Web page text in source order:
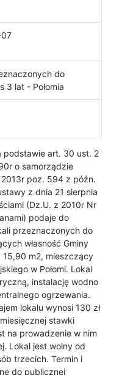
do
3 lat - Połomia
podstawie art. 30 ust. 2
o samorządzie
poz. 594 z późn.
z dnia 21 sierpnia
(Dz.U. z 2010r Nr
podaje do
przeznaczonych do
własność Gminy
m2, mieszczący
w Połomi. Lokal
instalację wodno
ogrzewania.
lokalu wynosi 130 zł
stawki
na prowadzenie w nim
Lokal jest wolny od
trzecich. Termin i
do publicznej